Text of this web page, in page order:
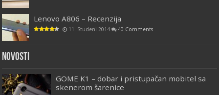
Lenovo A806 – Recenzija
11. Studeni 2014 40 Comments
Novosti
GOME K1 – dobar i pristupačan mobitel sa
skenerom šarenice